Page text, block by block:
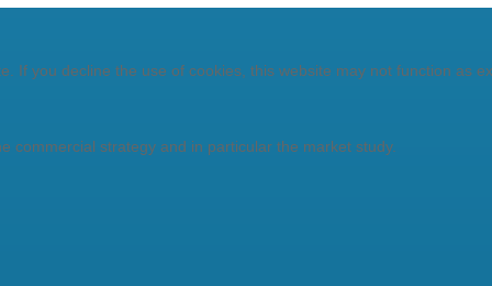
If you decline the use of cookies, this website may not function as
commercial strategy and in particular the market study.